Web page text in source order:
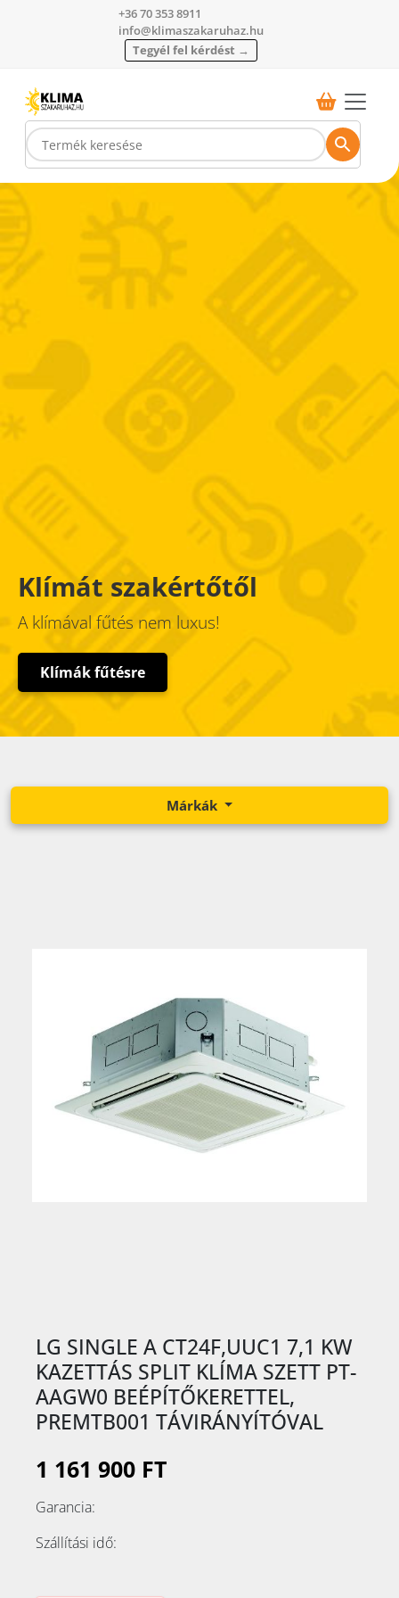
+36 70 353 8911
info@klimaszakaruhaz.hu
Tegyél fel kérdést →
Klímát szakértőtől
A klímával fűtés nem luxus!
Klímák fűtésre
Márkák
LG SINGLE A CT24F,UUC1 7,1 KW
KAZETTÁS SPLIT KLÍMA SZETT PT-
AAGW0 BEÉPÍTŐKERETTEL,
PREMTB001 TÁVIRÁNYÍTÓVAL
1 161 900 FT
Garancia:
Szállítási idő: